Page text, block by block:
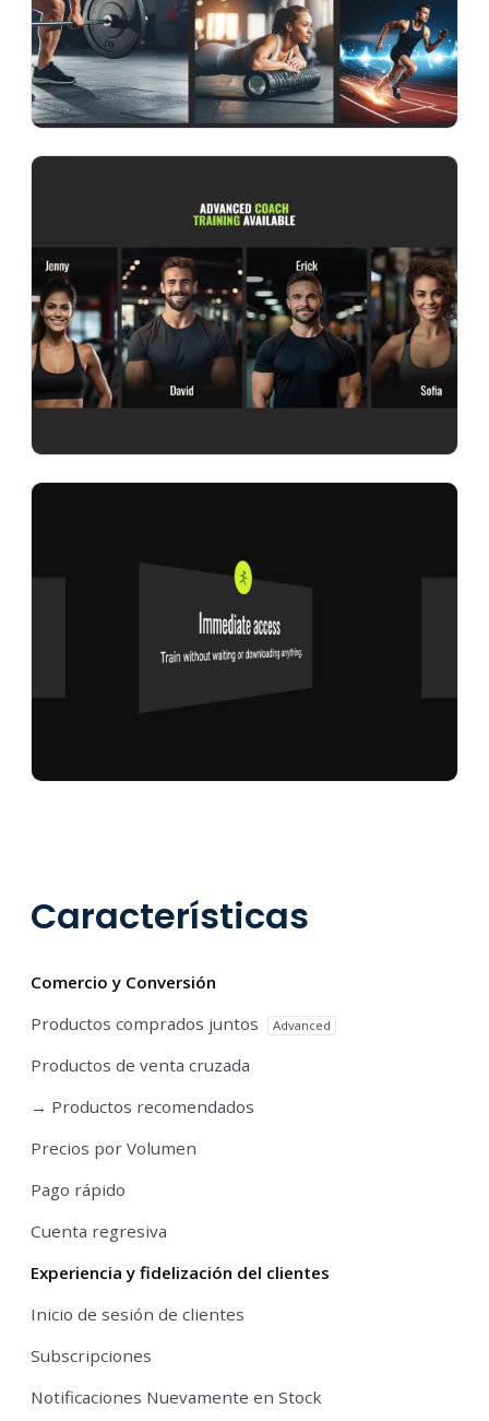
Características
Comercio y Conversión
Productos comprados juntos
Advanced
Productos de venta cruzada
→ Productos recomendados
Precios por Volumen
Pago rápido
Cuenta regresiva
Experiencia y fidelización del clientes
Inicio de sesión de clientes
Subscripciones
Notificaciones Nuevamente en Stock